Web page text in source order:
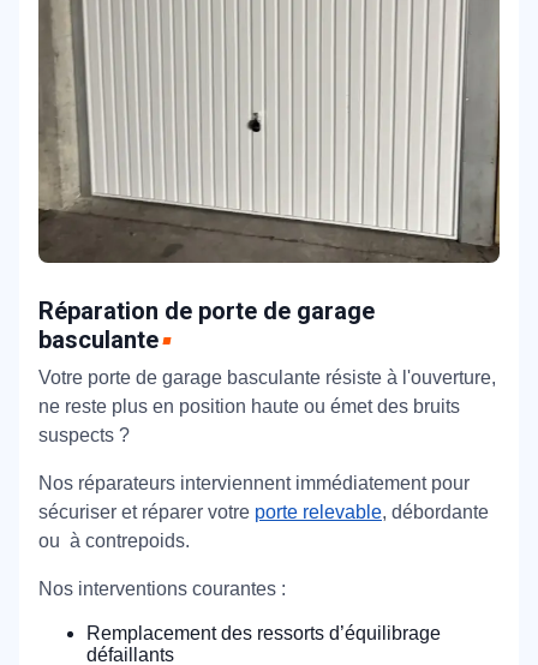
Réparation de porte de garage
basculante
Votre porte de garage basculante résiste à l'ouverture,
ne reste plus en position haute ou émet des bruits
suspects ?
Nos réparateurs interviennent immédiatement pour
sécuriser et réparer votre porte relevable, débordante
ou à contrepoids.
Nos interventions courantes :
Remplacement des ressorts d’équilibrage
défaillants